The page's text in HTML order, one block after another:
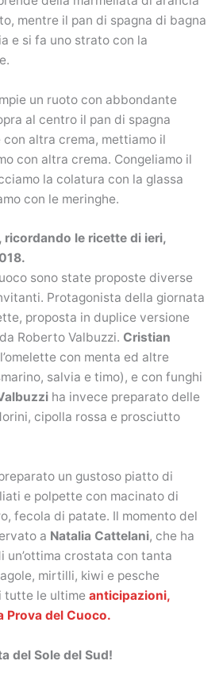
mentre il pan di spagna di bagna
e si fa uno strato con la
un ruoto con abbondante
al centro il pan di spagna
altra crema, mettiamo il
con altra crema. Congeliamo il
la colatura con la glassa
con le meringhe.
ricordando le ricette di ieri,
sono state proposte diverse
Protagonista della giornata
proposta in duplice versione
Roberto Valbuzzi. Cristian
con menta ed altre
salvia e timo), e con funghi
ha invece preparato delle
cipolla rossa e prosciutto
un gustoso piatto di
e polpette con macinato di
fecola di patate. Il momento del
a Natalia Cattelani, che ha
un’ottima crostata con tanta
mirtilli, kiwi e pesche
tutte le ultime anticipazioni,
Prova del Cuoco.
del Sole del Sud!